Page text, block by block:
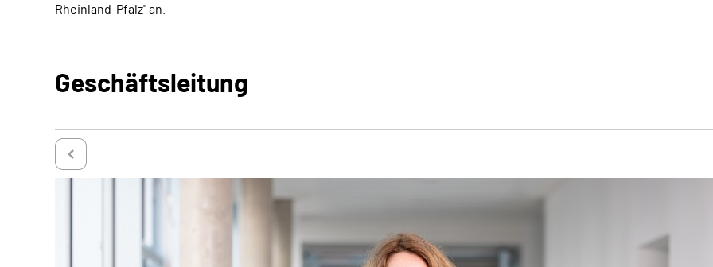
Rheinland-Pfalz" an.
Geschäftsleitung